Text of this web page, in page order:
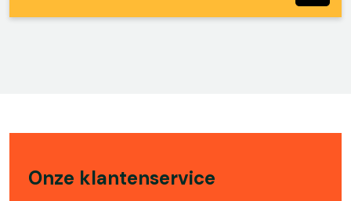
Onze klantenservice